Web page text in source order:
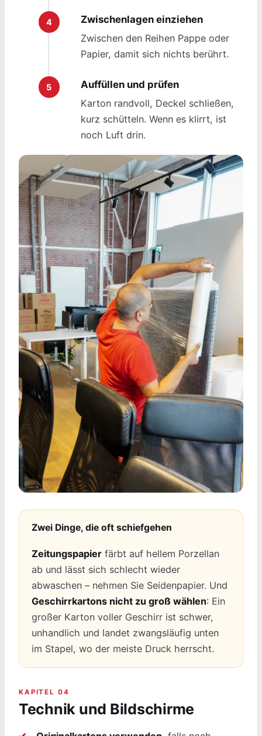
Zwischenlagen einziehen
Zwischen den Reihen Pappe oder
Papier, damit sich nichts berührt.
Auffüllen und prüfen
Karton randvoll, Deckel schließen,
kurz schütteln. Wenn es klirrt, ist
noch Luft drin.
Zwei Dinge, die oft schiefgehen
Zeitungspapierfärbt auf hellem Porzellan
ab und lässt sich schlecht wieder
abwaschen – nehmen Sie Seidenpapier. Und
Geschirrkartons nicht zu groß wählen: Ein
großer Karton voller Geschirr ist schwer,
unhandlich und landet zwangsläufig unten
im Stapel, wo der meiste Druck herrscht.
KAPITEL 04
Technik und Bildschirme